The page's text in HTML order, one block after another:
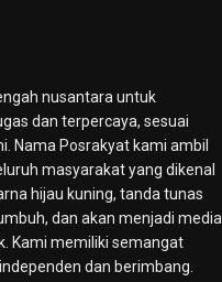
nusantara untuk
dan terpercaya, sesuai
Nama Posrakyat kami ambil
masyarakat yang dikenal
hijau kuning, tanda tunas
dan akan menjadi media
Kami memiliki semangat
dan berimbang.